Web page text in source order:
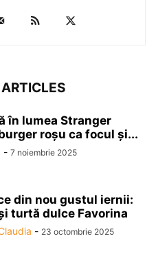
în lumea Stranger
roșu ca focul și...
- 7 noiembrie 2025
din nou gustul iernii:
turtă dulce Favorina
- 23 octombrie 2025